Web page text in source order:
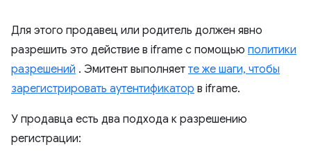
Для этого продавец или родитель должен явно
разрешить это действие в iframe с помощью политики
разрешений . Эмитент выполняет те же шаги, чтобы
зарегистрировать аутентификатор в iframe.
У продавца есть два подхода к разрешению
регистрации: